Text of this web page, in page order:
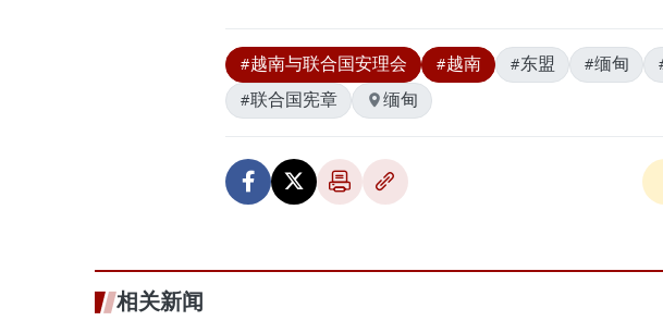
#越南与联合国安理会 #越南 #东盟 #缅甸
#联合国宪章
缅甸
相关新闻